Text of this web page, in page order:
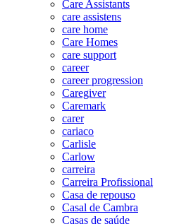
Care Assistants
care assistens
care home
Care Homes
care support
career
career progression
Caregiver
Caremark
carer
cariaco
Carlisle
Carlow
carreira
Carreira Profissional
Casa de repouso
Casal de Cambra
Casas de saúde